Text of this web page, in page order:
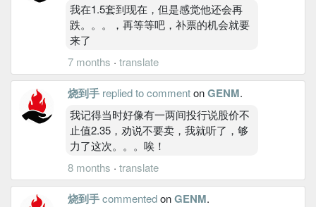
我在1.5套到现在，但是感觉他还会再
跌。。。，再等等吧，补票的机会就要
来了
7 months · translate
烧到手 replied to commentonGENM.
我记得当时好像有一两间投行说股价不
止值2.35，劝说不要卖，我就听了，够
力了这次。。。唉！
8 months · translate
烧到手commentedonGENM.